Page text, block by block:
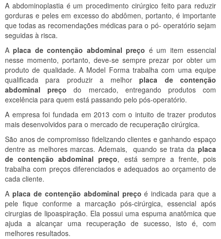
A abdominoplastia é um procedimento cirúrgico feito para reduzir
gorduras e peles em excesso do abdômen, portanto, é importante
que todas as recomendações médicas para o pó- operatório sejam
seguidas à risca.
Aplaca de contenção abdominal preço é um item essencial
nesse momento, portanto, deve-se sempre prezar por obter um
produto de qualidade. A Model Forma trabalha com uma equipe
qualificada para produzir a melhorplaca de contenção
abdominal preço do mercado, entregando produtos com
excelência para quem está passando pelo pós-operatório.
A empresa foi fundada em 2013 com o intuito de trazer produtos
mais desenvolvidos para o mercado de recuperação cirúrgica.
São anos de compromisso fidelizando clientes e ganhando espaço
dentre as melhores marcas. Ademais, quando se trata da placa
de contenção abdominal preço, está sempre a frente, pois
trabalha com preços diferenciados e adequados ao orçamento de
cada cliente.
A placa de contenção abdominal preço é indicada para que a
pele fique conforme a marcação pós-cirúrgica, essencial após
cirurgias de lipoaspiração. Ela possui uma espuma anatômica que
ajuda a alcançar uma recuperação de sucesso, isto é, com
melhores resultados.